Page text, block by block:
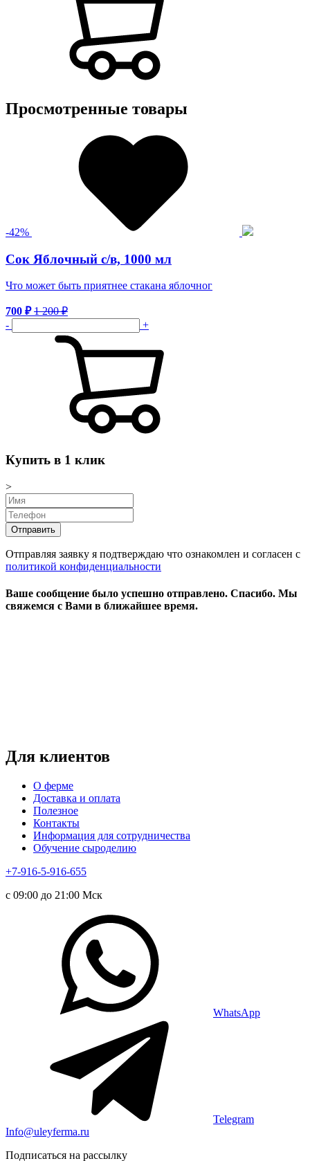
Просмотренные товары
-42%
Сок Яблочный с/в, 1000 мл
Что может быть приятнее стакана яблочног
700 ₽ 1 200₽
-
+
Купить в 1 клик
>
Отправляя заявку я подтверждаю что ознакомлен и согласен с
политикой конфиденциальности
Ваше сообщение было успешно отправлено. Спасибо. Mы
свяжемся с Вами в ближайшее время.
Для клиентов
О ферме
Доставка и оплата
Полезное
Контакты
Информация для сотрудничества
Обучение сыроделию
+7-916-5-916-655
с 09:00 до 21:00 Мск
WhatsApp
Telegram
Info@uleyferma.ru
Подписаться на рассылку